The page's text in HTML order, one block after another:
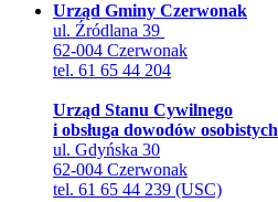
Urząd Gminy Czerwonak
ul. Źródlana 39
62-004 Czerwonak
tel. 61 65 44 204
Urząd Stanu Cywilnego
i obsługa dowodów osobistych
ul. Gdyńska 30
62-004 Czerwonak
tel. 61 65 44 239 (USC)